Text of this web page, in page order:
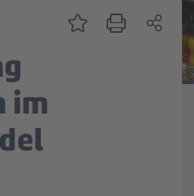
& Vertrieb
im